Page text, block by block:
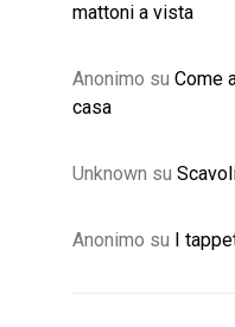
mattoni a vista
Anonimo su Come
casa
Unknown su
Anonimo su I